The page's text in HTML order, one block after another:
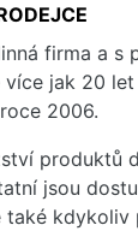
firma a s
jak 20
2006.
produktů
jsou
kdykoliv